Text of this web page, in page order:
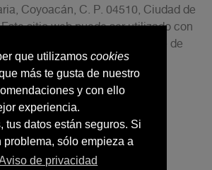
que utilizamos cookies
más te gusta de nuestro
y con ello
experiencia.
tus datos están seguros. Si
problema, sólo empieza a
de privacidad
Coyoacán, C. P. 04510, Ciudad de
sitio web puede ser utilizado con
siempre que se cite la fuente de
con el AVISO LEGAL.